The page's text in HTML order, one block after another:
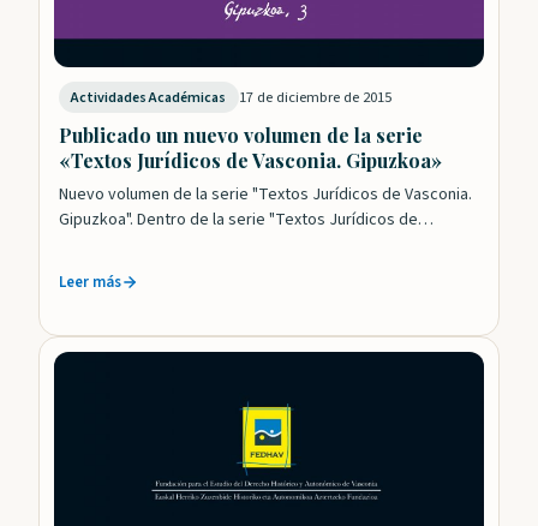
Actividades Académicas 17 de diciembre de 2015
Publicado un nuevo volumen de la serie
«Textos Jurídicos de Vasconia. Gipuzkoa»
Nuevo volumen de la serie "Textos Jurídicos de Vasconia.
Gipuzkoa". Dentro de la serie "Textos Jurídicos de
Leer más